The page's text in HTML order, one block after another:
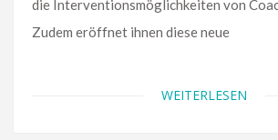
die Interventionsmöglichkeiten von
Zudem eröffnet ihnen diese neue
WEITERLESEN